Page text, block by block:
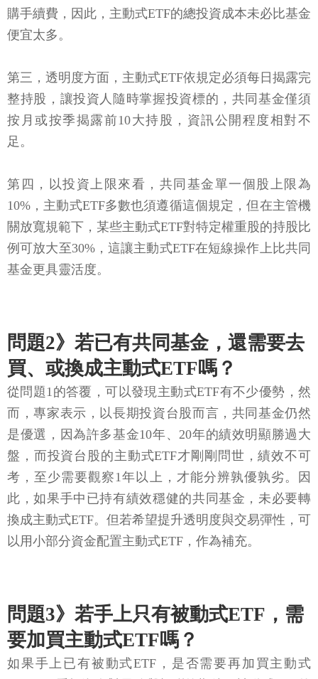
購手續費，因此，主動式ETF的總投資成本未必比基金
便宜太多。
第三，透明度方面，主動式ETF依規定必須每日揭露完
整持股，讓投資人隨時掌握投資標的，共同基金僅須
按月或按季揭露前10大持股，資訊公開程度相對不
足。
第四，以投資上限來看，共同基金單一個股上限為
10%，主動式ETF多數也須遵循這個規定，但在主管機
關放寬規範下，某些主動式ETF對特定權重股的持股比
例可放大至30%，這讓主動式ETF在短線操作上比共同
基金更具靈活度。
問題2》若已有共同基金，還需要去
買、或換成主動式ETF嗎？
從問題1的答覆，可以發現主動式ETF有不少優勢，然
而，專家表示，以長期投資台股而言，共同基金仍然
是優選，因為許多基金10年、20年的績效明顯勝過大
盤，而投資台股的主動式ETF才剛剛問世，績效不可
考，至少需要觀察1年以上，才能分辨孰優孰劣。因
此，如果手中已持有績效穩健的共同基金，未必要轉
換成主動式ETF。但若希望提升透明度與交易彈性，可
以用小部分資金配置主動式ETF，作為補充。
問題3》若手上只有被動式ETF，需
要加買主動式ETF嗎？
如果手上已有被動式ETF，是否需要再加買主動式